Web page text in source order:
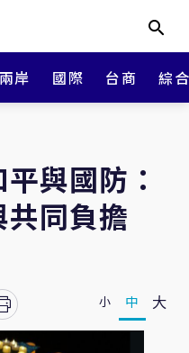
兩岸 國際 台商 綜
與國防：
同負擔
小 中 大